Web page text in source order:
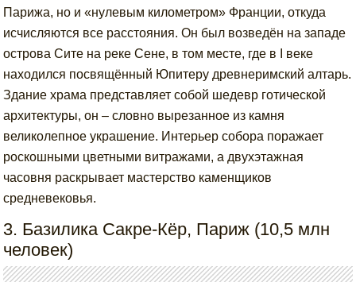
Парижа, но и «нулевым километром» Франции, откуда
исчисляются все расстояния. Он был возведён на западе
острова Сите на реке Сене, в том месте, где в I веке
находился посвящённый Юпитеру древнеримский алтарь.
Здание храма представляет собой шедевр готической
архитектуры, он – словно вырезанное из камня
великолепное украшение. Интерьер собора поражает
роскошными цветными витражами, а двухэтажная
часовня раскрывает мастерство каменщиков
средневековья.
3. Базилика Сакре-Кёр, Париж (10,5 млн
человек)